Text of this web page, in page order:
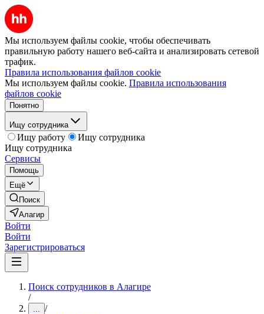
Мы используем файлы cookie, чтобы обеспечивать
правильную работу нашего веб-сайта и анализировать сетевой
трафик.
Правила использования файлов cookie
Мы используем файлы cookie. Правила использования
файлов cookie
Понятно
Ищу сотрудника
Ищу работу
Ищу сотрудника
Ищу сотрудника
Сервисы
Помощь
Ещё
Поиск
Алагир
Войти
Войти
Зарегистрироваться
Поиск сотрудников в Алагире
/
... /